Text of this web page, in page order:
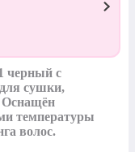
черный с
сушки,
Оснащён
температуры
волос.